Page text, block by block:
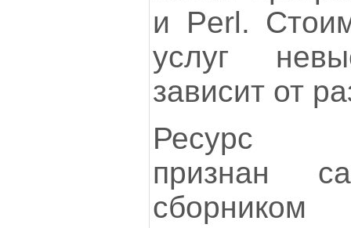
и Perl.
услуг
зависит от
признан